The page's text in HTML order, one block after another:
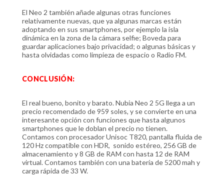
El Neo 2 también añade algunas otras funciones
relativamente nuevas, que ya algunas marcas están
adoptando en sus smartphones, por ejemplo la isla
dinámica en la zona de la cámara selfie; Boveda para
guardar aplicaciones bajo privacidad; o algunas básicas y
hasta olvidadas como limpieza de espacio o Radio FM.
CONCLUSIÓN:
El real bueno, bonito y barato. Nubia Neo 2 5G llega a un
precio recomendado de 959 soles, y se convierte en una
interesante opción con funciones que hasta algunos
smartphones que le doblan el precio no tienen.
Contamos con procesador Unisoc T820, pantalla fluida de
120 Hz compatible con HDR, sonido estéreo, 256 GB de
almacenamiento y 8 GB de RAM con hasta 12 de RAM
virtual. Contamos también con una batería de 5200 mah y
carga rápida de 33 W.